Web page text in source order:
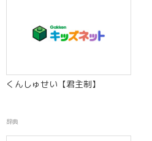
くんしゅせい【君主制】
辞典